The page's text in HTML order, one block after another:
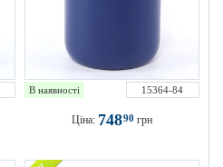
В наявності 15364-84
Ціна: 74890 грн